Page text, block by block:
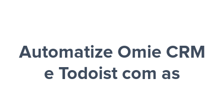
Automatize Omie CRM
e Todoist com as